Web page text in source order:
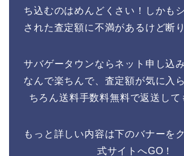
ち込むのはめんどくさい！しかも
された査定額に不満があるけど断
サバゲータウンならネット申し込
なんで楽ちんで、査定額が気に入
ちろん送料手数料無料で返送して
もっと詳しい内容は下のバナーを
式サイトへGO！